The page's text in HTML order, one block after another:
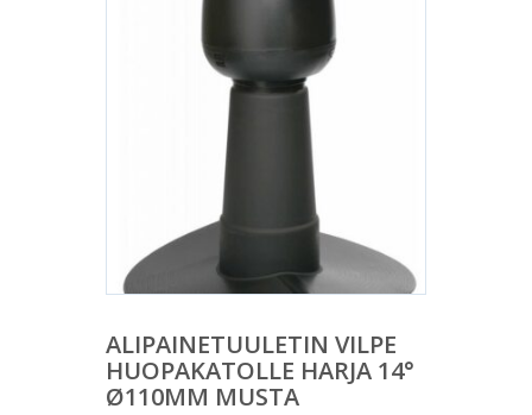
ALIPAINETUULETIN VILPE
HUOPAKATOLLE HARJA 14°
Ø110MM MUSTA